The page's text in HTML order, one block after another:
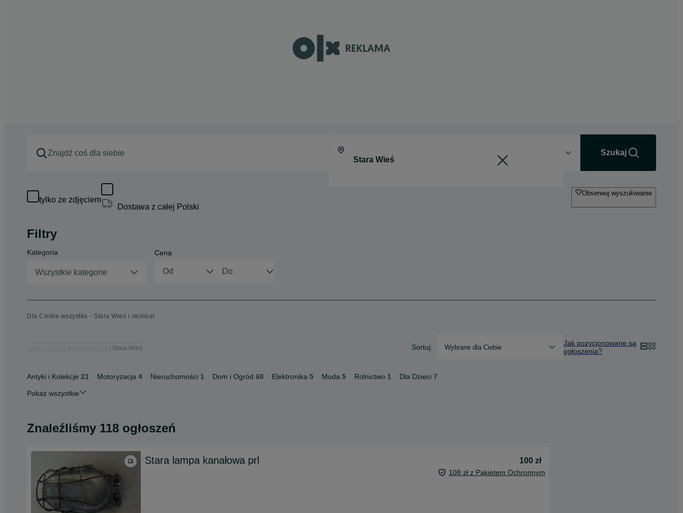
Szukaj
tylko ze zdjęciem
Dostawa z całej Polski
Obserwuj wyszukiwanie
Filtry
Kategoria
Wszystkie kategorie
Cena
Dla Ciebie wszystko - Stara Wieś i okolice!
Stara Wieś Sortuj: Wybrane dla Ciebie
Jak pozycjonowane są
ogłoszenia?
Antyki i Kolekcje 21 Motoryzacja 4 Nieruchomości 1 Dom i Ogród 68 Elektronika 5 Moda 5 Rolnictwo 1 Dla Dzieci 7
Pokaż wszystkie
Znaleźliśmy 118 ogłoszeń
Stara lampa kanałowa prl 100 zł
108 zł z Pakietem Ochronnym